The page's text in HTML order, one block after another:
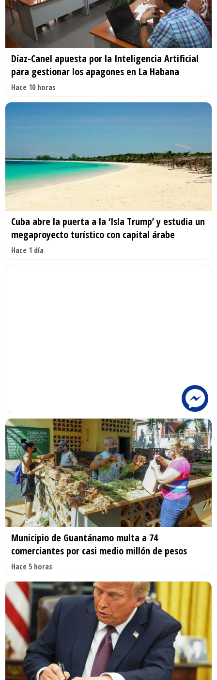
Díaz-Canel apuesta por la Inteligencia Artificial
para gestionar los apagones en La Habana
Hace 10 horas
Cuba abre la puerta a la ‘Isla Trump’ y estudia un
megaproyecto turístico con capital árabe
Hace 1 día
Municipio de Guantánamo multa a 74
comerciantes por casi medio millón de pesos
Hace 5 horas